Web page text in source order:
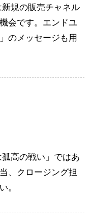
新規の販売チャネル
会です。エンドユ
のメッセージも用
孤高の戦い」ではあ
、クロージング担
。